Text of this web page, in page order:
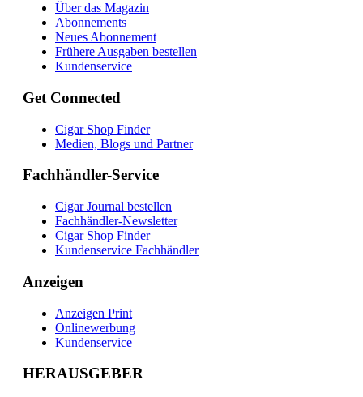
Über das Magazin
Abonnements
Neues Abonnement
Frühere Ausgaben bestellen
Kundenservice
Get Connected
Cigar Shop Finder
Medien, Blogs und Partner
Fachhändler-Service
Cigar Journal bestellen
Fachhändler-Newsletter
Cigar Shop Finder
Kundenservice Fachhändler
Anzeigen
Anzeigen Print
Onlinewerbung
Kundenservice
HERAUSGEBER